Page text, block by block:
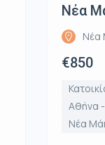
Νέα
Νέα
€850
Αθήνα
Νέα